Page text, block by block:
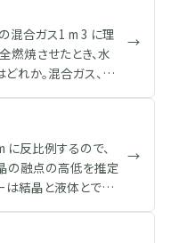
混合ガス1 m 3 に理
焼させたとき、水
れか。混合ガス、燃
あり、反応は次の式
量は、H=1、C=12、
→
反比例するので、
の融点の高低を推定
は結晶と液体とで差
ーションのエントロ
→